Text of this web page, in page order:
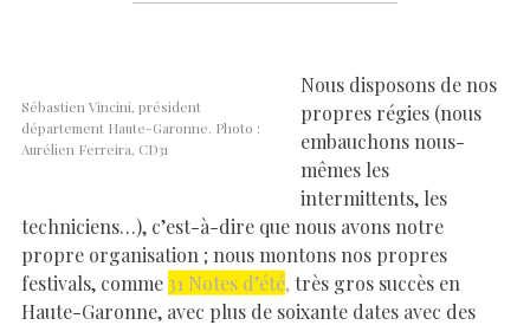
Sébastien Vincini, président
département Haute-Garonne. Photo :
Aurélien Ferreira, CD31
Nous disposons de nos
propres régies (nous
embauchons nous-
mêmes les
intermittents, les
techniciens…), c’est-à-dire que nous avons notre
propre organisation ; nous montons nos propres
festivals, comme31 Notes d’été, très gros succès en
Haute-Garonne, avec plus de soixante dates avec des